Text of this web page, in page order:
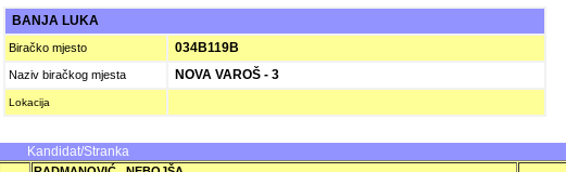
BANJA LUKA
Biračko mjesto 034B119B
Naziv biračkog mjesta NOVA VAROŠ - 3
Lokacija
Kandidat/Stranka